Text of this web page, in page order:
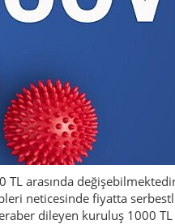
TL arasında
neticesinde fiyatta
dileyen kuruluş 1000